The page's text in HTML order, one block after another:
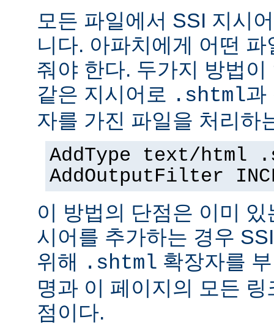
모든 파일에서 SSI 지시
니다. 아파치에게 어떤
줘야 한다. 두가지 방법
같은 지시어로 .shtml과
자를 가진 파일을 처리하
AddType text/html
AddOutputFilter
이 방법의 단점은 이미
시어를 추가하는 경우
위해
.shtml 확장자를
명과 이 페이지의 모든
점이다.